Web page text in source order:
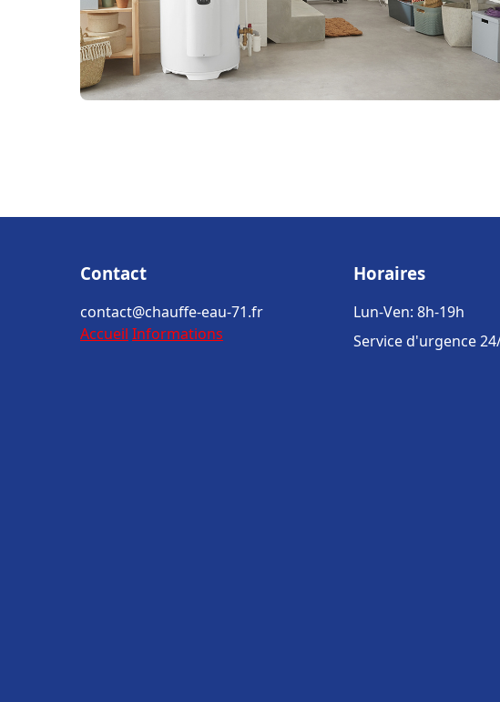
Contact
contact@chauffe-eau-71.fr
Accueil Informations
Horaires
Lun-Ven: 8h-19h
Service d'urgence